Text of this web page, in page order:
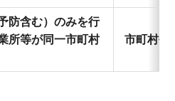
防含む）のみを行
所等が同一市町村
市町村長